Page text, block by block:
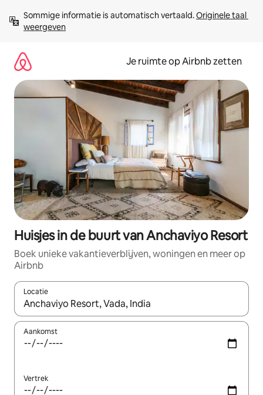
direct
naar
Sommige informatie is automatisch vertaald. Originele taal
weergeven
Je ruimte op Airbnb zetten
Huisjes in de buurt van Anchaviyo Resort
Boek unieke vakantieverblijven, woningen en meer op
Airbnb
Locatie
Wanneer er suggesties beschikbaar zijn, maak je een keuze
Aankomst
Vertrek